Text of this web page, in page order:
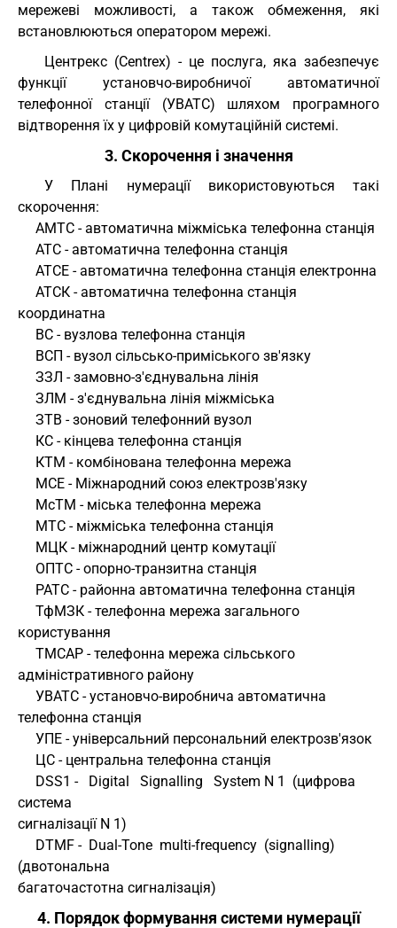
мережеві можливості, а також обмеження, які
встановлюються оператором мережі.
Центрекс (Centrex) - це послуга, яка забезпечує
функції установчо-виробничої автоматичної
телефонної станції (УВАТС) шляхом програмного
відтворення їх у цифровій комутаційній системі.
3. Скорочення і значення
У Плані нумерації використовуються такі
скорочення:
     АМТС - автоматична міжміська телефонна станція
     АТС - автоматична телефонна станція
     АТСЕ - автоматична телефонна станція електронна
координатна
     ВС - вузлова телефонна станція
     ВСП - вузол сільсько-приміського зв'язку
     ЗЗЛ - замовно-з'єднувальна лінія
     ЗЛМ - з'єднувальна лінія міжміська
     ЗТВ - зоновий телефонний вузол
     КС - кінцева телефонна станція
     КТМ - комбінована телефонна мережа
     МСЕ - Міжнародний союз електрозв'язку
     МсТМ - міська телефонна мережа
     МТС - міжміська телефонна станція
     МЦК - міжнародний центр комутації
     ОПТС - опорно-транзитна станція
     РАТС - районна автоматична телефонна станція
користування
адміністративного району
телефонна станція
     УПЕ - універсальний персональний електрозв'язок
     ЦС - центральна телефонна станція
система
сигналізації N 1)
(двотональна
багаточастотна сигналізація)
4. Порядок формування системи нумерації